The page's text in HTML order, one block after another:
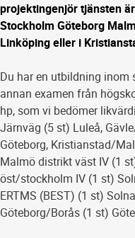
projektingenjör tjänsten
Stockholm Göteborg
Linköping eller i
Du har en utbildning inom
annan examen från
hp, som vi bedömer
Järnväg (5 st) Luleå,
Göteborg, Kristianstad/
Malmö distrikt väst IV (1
öst/stockholm IV (1 st)
ERTMS (BEST) (1 st)
Göteborg/Borås (1 st)